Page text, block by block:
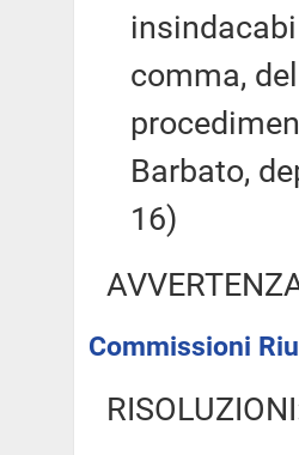
comma,
Barbato,
16)
Commissioni